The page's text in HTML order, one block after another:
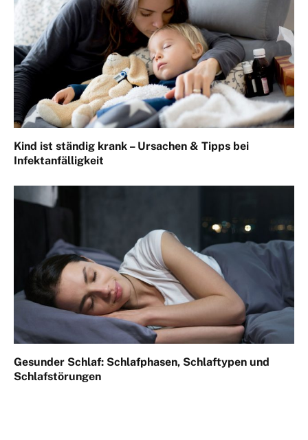
Kind ist ständig krank – Ursachen & Tipps bei
Infektanfälligkeit
Gesunder Schlaf: Schlafphasen, Schlaftypen und
Schlafstörungen